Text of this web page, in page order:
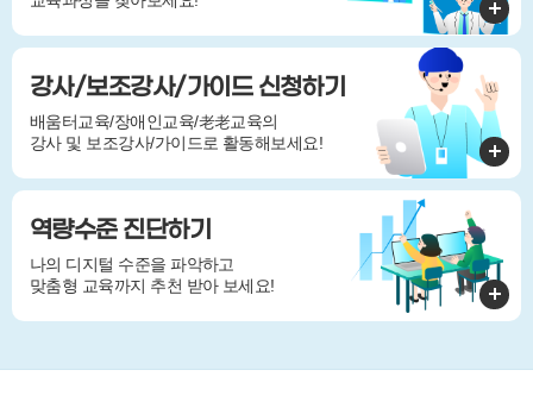
강사/보조강사/가이드 신청하기
배움터교육/장애인교육/老老교육의
강사 및 보조강사/가이드로 활동해보세요!
역량수준 진단하기
나의 디지털 수준을 파악하고
맞춤형 교육까지 추천 받아 보세요!